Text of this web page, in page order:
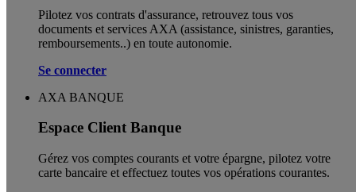
Pilotez vos contrats d'assurance, retrouvez tous vos
documents et services AXA (assistance, sinistres, garanties,
remboursements..) en toute autonomie. ​
Se connecter
AXA BANQUE
Espace Client Banque
Gérez vos comptes courants et votre épargne, pilotez votre
carte bancaire et effectuez toutes vos opérations courantes.